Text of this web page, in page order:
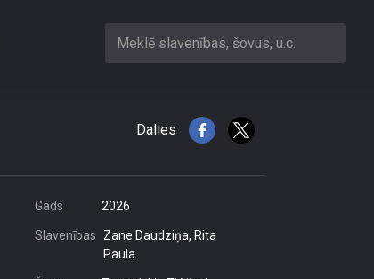
Meklē slavenības, šovus, u.c.
Dalies
Gads 2026
Slavenības
Zane Daudziņa, Rita
Paula